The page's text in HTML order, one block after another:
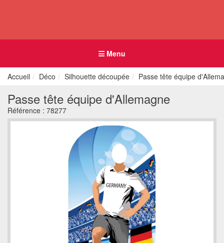
Menu
Accueil Déco Silhouette découpée Passe tête équipe
Passe tête équipe d'Allemagne
Référence : 78277